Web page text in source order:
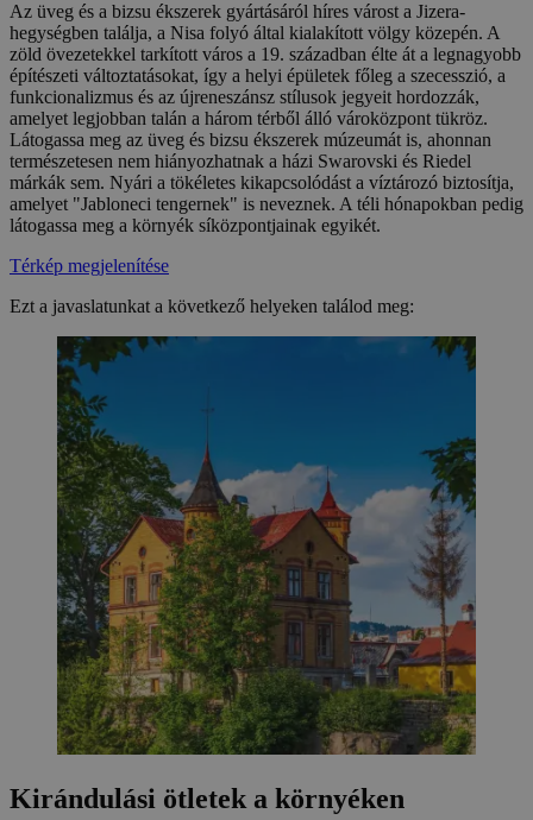
Az üveg és a bizsu ékszerek gyártásáról híres várost a Jizera-
hegységben találja, a Nisa folyó által kialakított völgy közepén. A
zöld övezetekkel tarkított város a 19. században élte át a legnagyobb
építészeti változtatásokat, így a helyi épületek főleg a szecesszió, a
funkcionalizmus és az újreneszánsz stílusok jegyeit hordozzák,
amelyet legjobban talán a három térből álló vároközpont tükröz.
Látogassa meg az üveg és bizsu ékszerek múzeumát is, ahonnan
természetesen nem hiányozhatnak a házi Swarovski és Riedel
márkák sem. Nyári a tökéletes kikapcsolódást a víztározó biztosítja,
amelyet "Jabloneci tengernek" is neveznek. A téli hónapokban pedig
látogassa meg a környék síközpontjainak egyikét.
Térkép megjelenítése
Ezt a javaslatunkat a következő helyeken találod meg:
Kirándulási ötletek a környéken